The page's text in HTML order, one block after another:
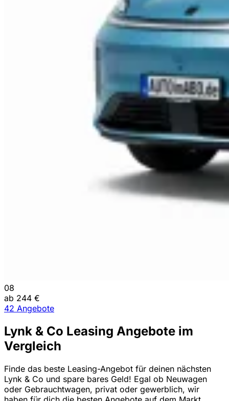
08
ab 244 €
42 Angebote
Lynk & Co Leasing Angebote im
Vergleich
Finde das beste Leasing-Angebot für deinen nächsten
Lynk & Co und spare bares Geld! Egal ob Neuwagen
oder Gebrauchtwagen, privat oder gewerblich, wir